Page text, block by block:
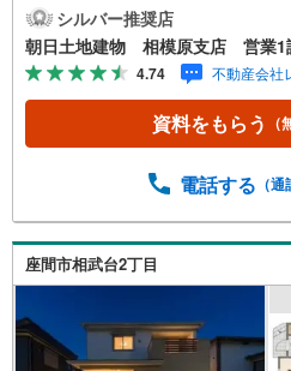
詳細が知りたい、物件は気
替えの場合は…などまずは
ださいませ！ご内覧ご希望
る」ボタンよりご予約いた
弊社は1985年町田にて開
に13店舗展開しておりま
が出来るようになりまし
営業が物件情報を紹介し
説明、資金計画、税金相談
当課長も同席でご説明させ
シルバー推奨店
朝日土地建物 相模原支店 営業1
4.74 不動産会社
資料をもらう （
電話する （
座間市相武台2丁目